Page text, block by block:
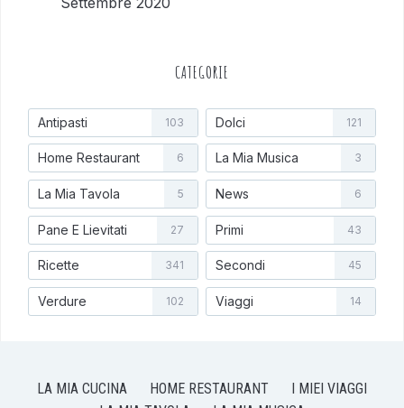
CATEGORIE
Antipasti 103 Dolci 121
Home Restaurant 6 La Mia Musica 3
La Mia Tavola 5 News 6
Pane E Lievitati 27 Primi 43
Ricette 341 Secondi 45
Verdure 102 Viaggi 14
LA MIA CUCINA HOME RESTAURANT
I MIEI VIAGGI